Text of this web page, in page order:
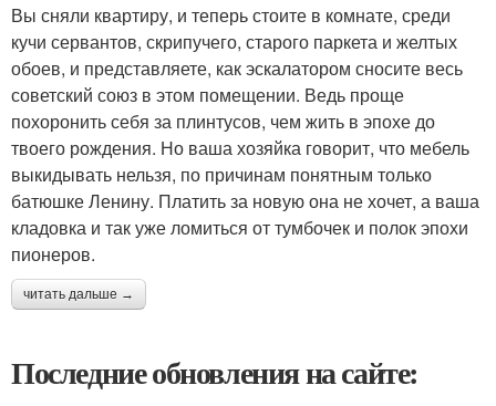
Вы сняли квартиру, и теперь стоите в комнате, среди
кучи сервантов, скрипучего, старого паркета и желтых
обоев, и представляете, как эскалатором сносите весь
советский союз в этом помещении. Ведь проще
похоронить себя за плинтусов, чем жить в эпохе до
твоего рождения. Но ваша хозяйка говорит, что мебель
выкидывать нельзя, по причинам понятным только
батюшке Ленину. Платить за новую она не хочет, а ваша
кладовка и так уже ломиться от тумбочек и полок эпохи
пионеров.
читать дальше →
Последние обновления на сайте: